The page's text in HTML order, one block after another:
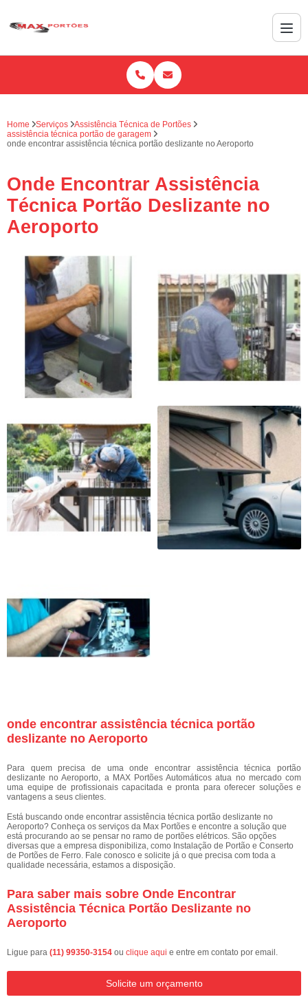
Home Serviços
Assistência Técnica de Portões
assistência técnica portão de garagem
onde encontrar assistência técnica portão deslizante no Aeroporto
Onde Encontrar Assistência
Técnica Portão Deslizante no
Aeroporto
onde encontrar assistência técnica portão
deslizante no Aeroporto
Para quem precisa de uma onde encontrar assistência técnica portão
deslizante no Aeroporto, a MAX Portões Automáticos atua no mercado com
uma equipe de profissionais capacitada e pronta para oferecer soluções e
vantagens a seus clientes.
Está buscando onde encontrar assistência técnica portão deslizante no
Aeroporto? Conheça os serviços da Max Portões e encontre a solução que
está procurando ao se pensar no ramo de portões elétricos. São opções
diversas que a empresa disponibiliza, como Instalação de Portão e Conserto
de Portões de Ferro. Fale conosco e solicite já o que precisa com toda a
qualidade necessária, estamos a disposição.
Para saber mais sobre Onde Encontrar
Assistência Técnica Portão Deslizante no
Aeroporto
Ligue para (11) 99350-3154 ou clique aqui e entre em contato por email.
Solicite um orçamento